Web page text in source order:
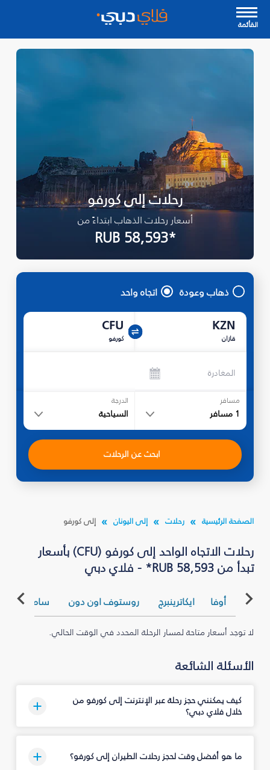
القأئمة
رحلات إلى كورفو
أسعار رحلات الذهاب ابتداءً من
*RUB 58,593
ذهاب وعودة اتجاه واحد
KZN
قازان
CFU
كورفو
المغادرة
مسافر
1 مسافر
الدرجة
السياحية
ابحث عن الرحلات
الصفحة الرئيسية رحلات إلى اليونان إلى كورفو
رحلات الاتجاه الواحد إلى كورفو (CFU) بأسعار
تبدأ من RUB 58,593* - فلاي دبي
أوفا ايكاترينبرج روستوف اون دون سامارا
لا توجد أسعار متاحة لمسار الرحلة المحدد في الوقت الحالي.
الأسئلة الشائعة
كيف يمكنني حجز رحلة عبر الإنترنت إلى كورفو من
خلال فلاي دبي؟
ما هو أفضل وقت لحجز رحلات الطيران إلى كورفو؟